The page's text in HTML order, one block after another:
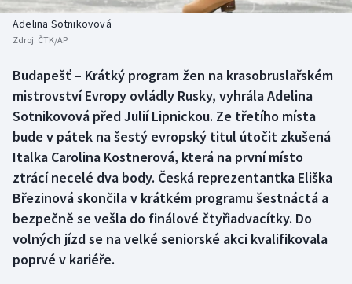
Basketbal
Biatlon
Boby a skeleton
Box
Curling
Dostihy
Florbal
Historické návraty
Aplikace ČT sport
AZ kvíz
Adelina Sotnikovová
Zdroj: ČTK/AP
Budapešť – Krátký program žen na krasobruslařském
mistrovství Evropy ovládly Rusky, vyhrála Adelina
Sotnikovová před Julií Lipnickou. Ze třetího místa
bude v pátek na šestý evropský titul útočit zkušená
Italka Carolina Kostnerová, která na první místo
ztrácí necelé dva body. Česká reprezentantka Eliška
Březinová skončila v krátkém programu šestnáctá a
bezpečně se vešla do finálové čtyřiadvacítky. Do
volných jízd se na velké seniorské akci kvalifikovala
poprvé v kariéře.